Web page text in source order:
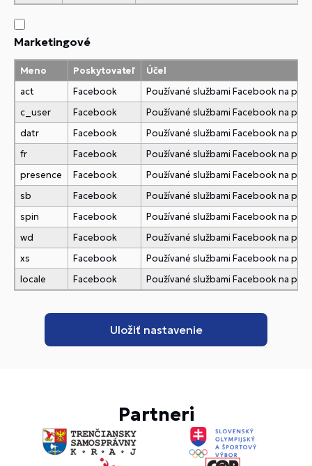
Marketingové
Meno Poskytovateľ
Účel
act
Facebook
Používané službami Facebook na
c_user
Facebook
Používané službami Facebook na
datr
Facebook
Používané službami Facebook na
fr
Facebook
Používané službami Facebook na
presence
Facebook
Používané službami Facebook na
sb
Facebook
Používané službami Facebook na
spin
Facebook
Používané službami Facebook na
wd
Facebook
Používané službami Facebook na
xs
Facebook
Používané službami Facebook na
locale
Facebook Používané službami Facebook na
Partneri